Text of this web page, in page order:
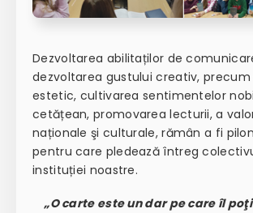
Dezvoltarea abilitaților de
dezvoltarea gustului creativ, precum
estetic, cultivarea sentimentelor
cetățean, promovarea lecturii, a
naționale şi culturale, rămân a fi
pentru care pledează întreg
instituției noastre.
„O carte este un dar pe care îl